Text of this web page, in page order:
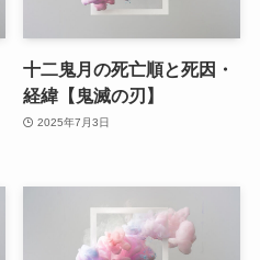
十二鬼月の死亡順と死因・
経緯【鬼滅の刃】
2025年7月3日